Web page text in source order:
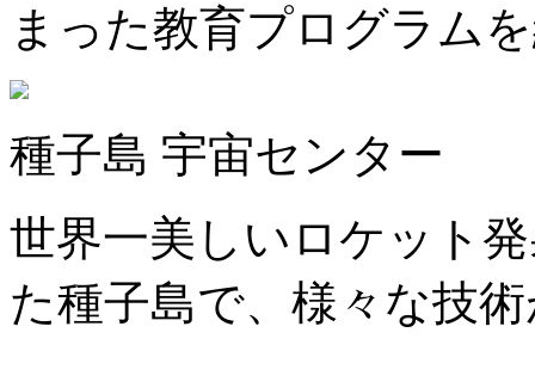
まった教育プログラム
種子島 宇宙センター
世界一美しいロケット
た種子島で、様々な技